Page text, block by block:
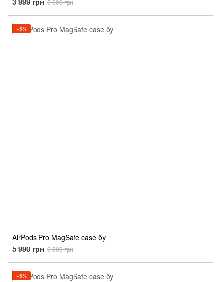
5 000 грн
−5%
AirPods Pro MagSafe case бу
5 990 грн 6 300 грн
−5%